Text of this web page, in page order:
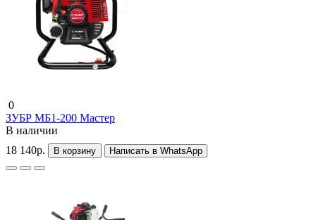
0
ЗУБР МБ1-200 Мастер
В наличии
18 140р.
В корзину Написать в WhatsApp